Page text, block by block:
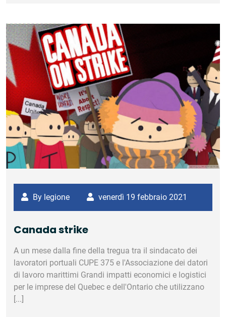
By legione venerdì 19 febbraio 2021
Canada strike
‎A un mese dalla fine della tregua tra il sindacato dei
lavoratori portuali CUPE 375 e l'Associazione dei datori
di lavoro marittimi Grandi impatti economici e logistici
per le imprese del Quebec e dell'Ontario che utilizzano
[...]